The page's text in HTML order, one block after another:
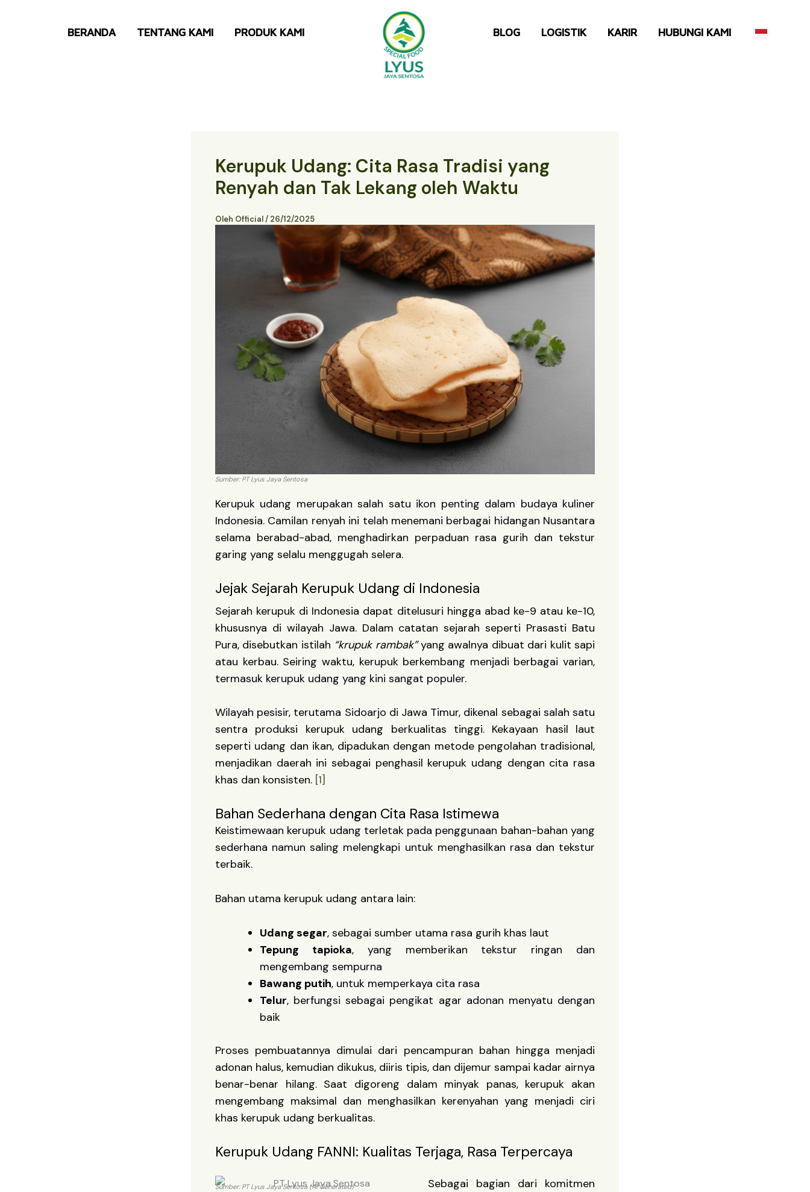
BERANDA TENTANG KAMI PRODUK KAMI BLOG LOGISTIK KARIR HUBUNGI KAMI
Kerupuk Udang: Cita Rasa Tradisi yang
Renyah dan Tak Lekang oleh Waktu
Oleh Official/ 26/12/2025
Sumber: PT Lyus Jaya Sentosa
Kerupuk udang merupakan salah satu ikon penting dalam budaya kuliner
Indonesia. Camilan renyah ini telah menemani berbagai hidangan Nusantara
selama berabad-abad, menghadirkan perpaduan rasa gurih dan tekstur
garing yang selalu menggugah selera.
Jejak Sejarah Kerupuk Udang di Indonesia
Sejarah kerupuk di Indonesia dapat ditelusuri hingga abad ke-9 atau ke-10,
khususnya di wilayah Jawa. Dalam catatan sejarah seperti Prasasti Batu
Pura, disebutkan istilah “krupuk rambak”yang awalnya dibuat dari kulit sapi
atau kerbau. Seiring waktu, kerupuk berkembang menjadi berbagai varian,
termasuk kerupuk udang yang kini sangat populer.
Wilayah pesisir, terutama Sidoarjo di Jawa Timur, dikenal sebagai salah satu
sentra produksi kerupuk udang berkualitas tinggi. Kekayaan hasil laut
seperti udang dan ikan, dipadukan dengan metode pengolahan tradisional,
menjadikan daerah ini sebagai penghasil kerupuk udang dengan cita rasa
khas dan konsisten. [1]
Bahan Sederhana dengan Cita Rasa Istimewa
Keistimewaan kerupuk udang terletak pada penggunaan bahan-bahan yang
sederhana namun saling melengkapi untuk menghasilkan rasa dan tekstur
terbaik.
Bahan utama kerupuk udang antara lain:
Udang segar, sebagai sumber utama rasa gurih khas laut
Tepung tapioka, yang memberikan tekstur ringan dan
mengembang sempurna
Bawang putih, untuk memperkaya cita rasa
Telur, berfungsi sebagai pengikat agar adonan menyatu dengan
baik
Proses pembuatannya dimulai dari pencampuran bahan hingga menjadi
adonan halus, kemudian dikukus, diiris tipis, dan dijemur sampai kadar airnya
benar-benar hilang. Saat digoreng dalam minyak panas, kerupuk akan
mengembang maksimal dan menghasilkan kerenyahan yang menjadi ciri
khas kerupuk udang berkualitas.
Kerupuk Udang FANNI: Kualitas Terjaga, Rasa Terpercaya
Sumber: PT Lyus Jaya Sentosa (AI Generated)
Sebagai bagian dari komitmen